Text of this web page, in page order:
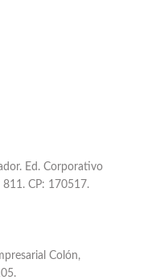
Ed. Corporativo
811. CP: 170517.
Colón,